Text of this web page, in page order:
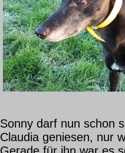
Sonny darf nun schon
Claudia geniesen, nur